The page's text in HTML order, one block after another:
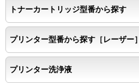
トナーカートリッジ型番から探す
プリンター型番から探す［レーザー］
プリンター洗浄液